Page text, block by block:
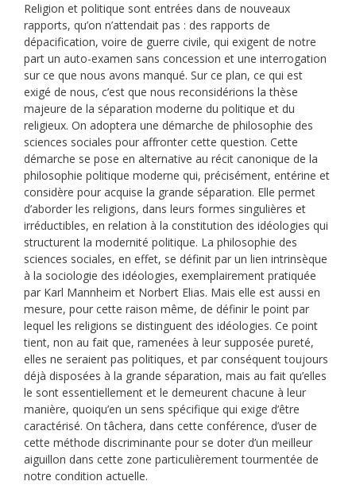
Religion et politique sont entrées dans de nouveaux
rapports, qu’on n’attendait pas : des rapports de
dépacification, voire de guerre civile, qui exigent de notre
part un auto-examen sans concession et une interrogation
sur ce que nous avons manqué. Sur ce plan, ce qui est
exigé de nous, c’est que nous reconsidérions la thèse
majeure de la séparation moderne du politique et du
religieux. On adoptera une démarche de philosophie des
sciences sociales pour affronter cette question. Cette
démarche se pose en alternative au récit canonique de la
philosophie politique moderne qui, précisément, entérine et
considère pour acquise la grande séparation. Elle permet
d’aborder les religions, dans leurs formes singulières et
irréductibles, en relation à la constitution des idéologies qui
structurent la modernité politique. La philosophie des
sciences sociales, en effet, se définit par un lien intrinsèque
à la sociologie des idéologies, exemplairement pratiquée
par Karl Mannheim et Norbert Elias. Mais elle est aussi en
mesure, pour cette raison même, de définir le point par
lequel les religions se distinguent des idéologies. Ce point
tient, non au fait que, ramenées à leur supposée pureté,
elles ne seraient pas politiques, et par conséquent toujours
déjà disposées à la grande séparation, mais au fait qu’elles
le sont essentiellement et le demeurent chacune à leur
manière, quoiqu’en un sens spécifique qui exige d’être
caractérisé. On tâchera, dans cette conférence, d’user de
cette méthode discriminante pour se doter d’un meilleur
aiguillon dans cette zone particulièrement tourmentée de
notre condition actuelle.